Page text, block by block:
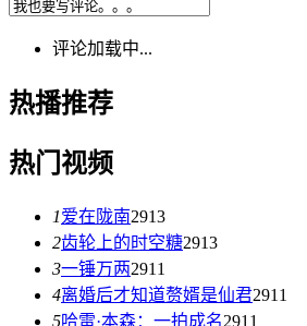
评论加载中...
热播推荐
热门视频
1爱在陇南2913
2齿轮上的时空糖2913
3一锤万两2911
4离婚后才知道赘婿是仙君2911
5哈雷·本森：一拍成名2911